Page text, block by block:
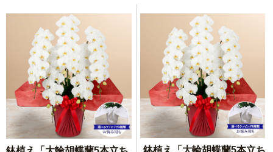
鉢植え「大輪胡蝶蘭5本立ち